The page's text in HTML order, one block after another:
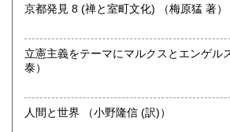
沖縄県 300円
沿線名：伯備線・桃太郎線(吉備線)
営業時間：9時から17時
定休日：年中無休
不死鳥BOOKSでは、書籍だけでなくCD
ゲーム、おもちゃ、骨董品まであらゆる
京都発見 8 (禅と室町文化) （梅原猛 著）
立憲主義をテーマにマルクスとエンゲルスを読
泰）
人間と世界 （小野隆信 (訳)）